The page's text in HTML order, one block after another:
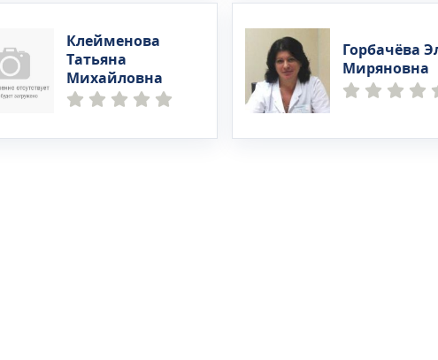
Клейменова
Татьяна
Михайловна
Горбачёва
Миряновна